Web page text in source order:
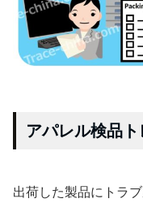
アパレル検品
出荷した製品にトラ